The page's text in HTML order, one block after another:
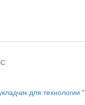
для технологии